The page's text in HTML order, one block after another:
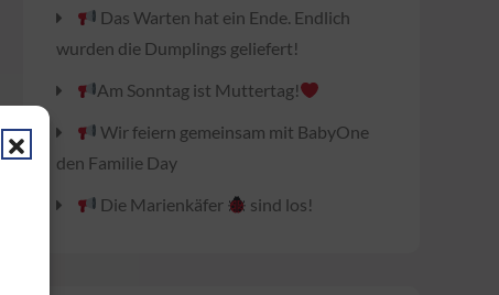
Das Warten hat ein Ende. Endlich
wurden die Dumplings geliefert!
Am Sonntag ist Muttertag!
Wir feiern gemeinsam mit BabyOne
den Familie Day
Die Marienkäfer
sind los!